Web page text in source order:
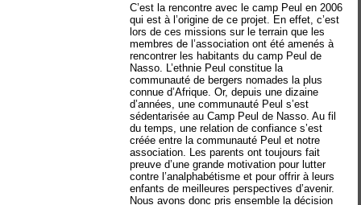
C’est la rencontre avec le camp Peul en 2006
qui est à l’origine de ce projet. En effet, c’est
lors de ces missions sur le terrain que les
membres de l’association ont été amenés à
rencontrer les habitants du camp Peul de
Nasso. L’ethnie Peul constitue la
communauté de bergers nomades la plus
connue d’Afrique. Or, depuis une dizaine
d’années, une communauté Peul s’est
sédentarisée au Camp Peul de Nasso. Au fil
du temps, une relation de confiance s’est
créée entre la communauté Peul et notre
association. Les parents ont toujours fait
preuve d’une grande motivation pour lutter
contre l’analphabétisme et pour offrir à leurs
enfants de meilleures perspectives d’avenir.
Nous avons donc pris ensemble la décision